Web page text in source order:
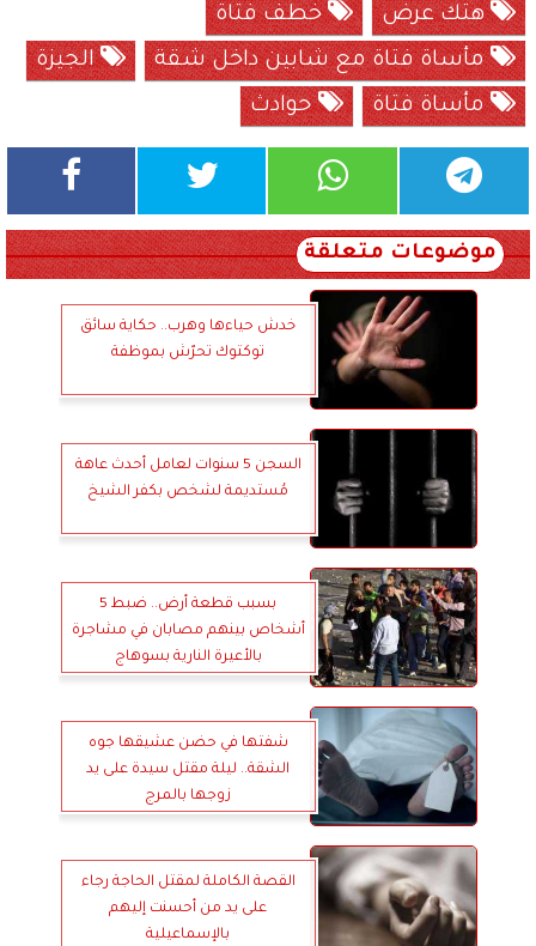
هتك عرض
خطف فتاة
مأساة فتاة مع شابين داخل شقة
الجيزة
مأساة فتاة
حوادث
موضوعات متعلقة
خدش حياءها وهرب.. حكاية سائق
توكتوك تحرّش بموظفة
السجن 5 سنوات لعامل أحدث عاهة
مُستديمة لشخص بكفر الشيخ
بسبب قطعة أرض.. ضبط 5
أشخاص بينهم مصابان في مشاجرة
بالأعيرة النارية بسوهاج
شفتها في حضن عشيقها جوه
الشقة.. ليلة مقتل سيدة على يد
زوجها بالمرج
القصة الكاملة لمقتل الحاجة رجاء
على يد من أحسنت إليهم
بالإسماعيلية